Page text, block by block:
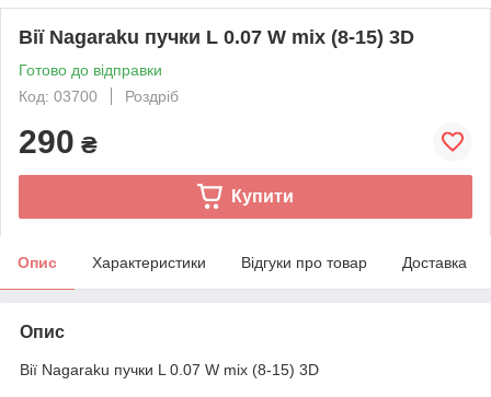
Вії Nagaraku пучки L 0.07 W mix (8-15) 3D
Готово до відправки
Код: 03700
Роздріб
290 ₴
Купити
Опис Характеристики Відгуки про товар Доставка
Опис
Вії Nagaraku пучки L 0.07 W mix (8-15) 3D